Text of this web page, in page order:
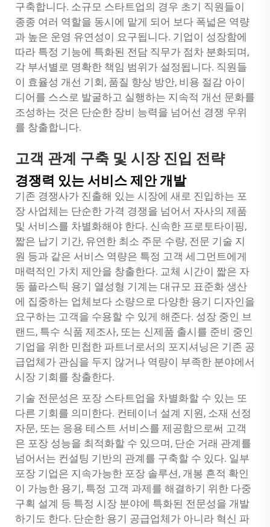
구축합니다. 소규모 스타트업의 경우 초기 직원들이
종종 여러 역할을 동시에 맡게 되어 보다 폭넓은 역량
과 높은 운영 유연성이 요구됩니다. 기업이 성장함에
따라 특정 기능에 특화된 전담 직무가 점차 분화되며,
각 부서별로 명확한 책임 범위가 설정됩니다. 직원들
이 효율성 개선 기회, 품질 향상 방안, 비용 절감 아이
디어를 스스로 발굴하고 실행하는 지속적 개선 문화를
조성하는 것은 단순한 장비 능력을 넘어선 경쟁 우위
를 창출합니다.
고객 관계 구축 및 시장 진입 전략
경쟁력 있는 서비스 제안 개발
기존 경쟁사가 진출해 있는 시장에 새로 진입하는 포
장 사업체는 단순한 가격 경쟁을 넘어서 자사의 제품
및 서비스를 차별화해야 한다. 신속한 프로토타이핑,
짧은 납기 기간, 유연한 최소 주문 수량, 전문 기술 지
원 등과 같은 서비스 역량은 특정 고객 세그먼트에게
매력적인 가치 제안을 창출한다. 교체 시간이 짧은 자
동 플라스틱 용기 열성형 기계는 대규모 표준화 생산
에 집중하는 업체보다 소량으로 다양한 용기 디자인을
요구하는 고객을 수용할 수 있게 해준다. 성장 중인 브
랜드, 특수 식품 제조사, 또는 신제품 출시를 준비 중인
기업을 위한 민첩한 파트너로서의 포지셔닝은 기존 공
급업체가 관심을 두지 않거나 역량이 부족한 분야에서
시장 기회를 창출한다.
기술 전문성은 포장 스타트업을 차별화할 수 있는 또
다른 기회를 의미한다. 컨테이너 설계 지원, 소재 선정
자문, 또는 응용 테스트 서비스를 제공함으로써 고객
은 포장 성능을 최적화할 수 있으며, 단순 거래 관계를
넘어서는 컨설팅 기반의 관계를 구축할 수 있다. 일부
포장 기업은 지속가능한 포장 솔루션, 개봉 흔적 확인
이 가능한 용기, 특정 고객 과제를 해결하기 위한 다중
구획 설계 등 특정 시장 분야에 특화된 전문성을 개발
하기도 한다. 단순한 용기 공급업체가 아니라 혁신 파